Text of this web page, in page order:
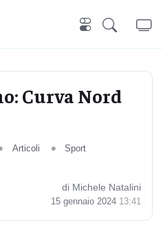
Curva Nord
Articoli
Sport
di Michele Natalini
15 gennaio 2024 13:41